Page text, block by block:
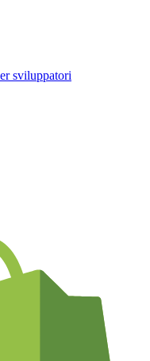
sviluppatori